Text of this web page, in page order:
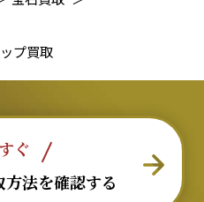
プ買取
ぐ
法を確認する